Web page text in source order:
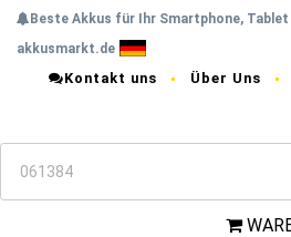
Beste Akkus für Ihr Smartphone,
akkusmarkt.de
Kontakt uns Über Uns